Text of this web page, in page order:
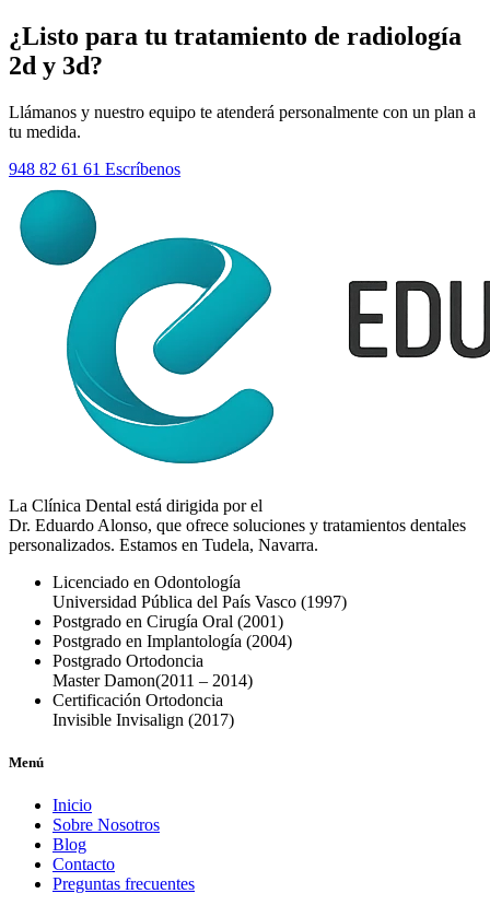
¿Listo para tu tratamiento de radiología
2d y 3d?
Llámanos y nuestro equipo te atenderá personalmente con un plan a
tu medida.
948 82 61 61 Escríbenos
La Clínica Dental está dirigida por el
Dr. Eduardo Alonso, que ofrece soluciones y tratamientos dentales
personalizados. Estamos en Tudela, Navarra.
Licenciado en Odontología
Universidad Pública del País Vasco (1997)
Postgrado en Cirugía Oral (2001)
Postgrado en Implantología (2004)
Postgrado Ortodoncia
Master Damon(2011 – 2014)
Certificación Ortodoncia
Invisible Invisalign (2017)
Menú
Inicio
Sobre Nosotros
Blog
Contacto
Preguntas frecuentes